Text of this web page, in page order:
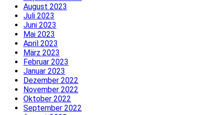
August 2023
Juli 2023
Juni 2023
Mai 2023
April 2023
März 2023
Februar 2023
Januar 2023
Dezember 2022
November 2022
Oktober 2022
September 2022